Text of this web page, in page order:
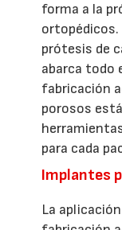
forma a la
ortopédicos.
prótesis de
abarca todo
fabricación
porosos
para cada
Implantes
La